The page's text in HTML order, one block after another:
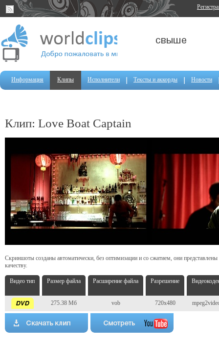
Информация Клипы Исполнители Тексты и аккорды Новости
Клип: Love Boat Captain
Скриншоты созданы автоматически, без оптимизации и со сжатием, они
качеству.
Видео тип Размер файла Расширение файла Разрешение
275.38 Мб vob 720x480